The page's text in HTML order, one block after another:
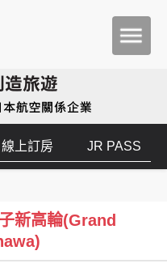
線上訂房 JR PASS
新高輪(Grand